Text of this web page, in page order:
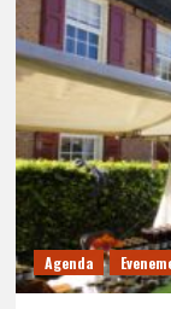
Agenda